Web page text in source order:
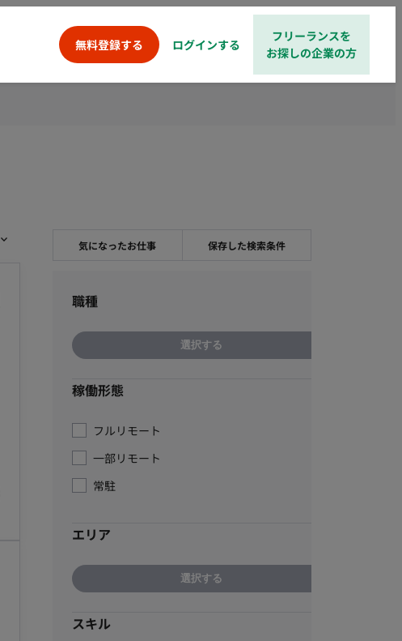
無料登録する ログインする
フリーランスを
お探しの企業の方
気になったお仕事 保存した検索条件
職種
選択する
稼働形態
フルリモート
一部リモート
常駐
エリア
選択する
スキル